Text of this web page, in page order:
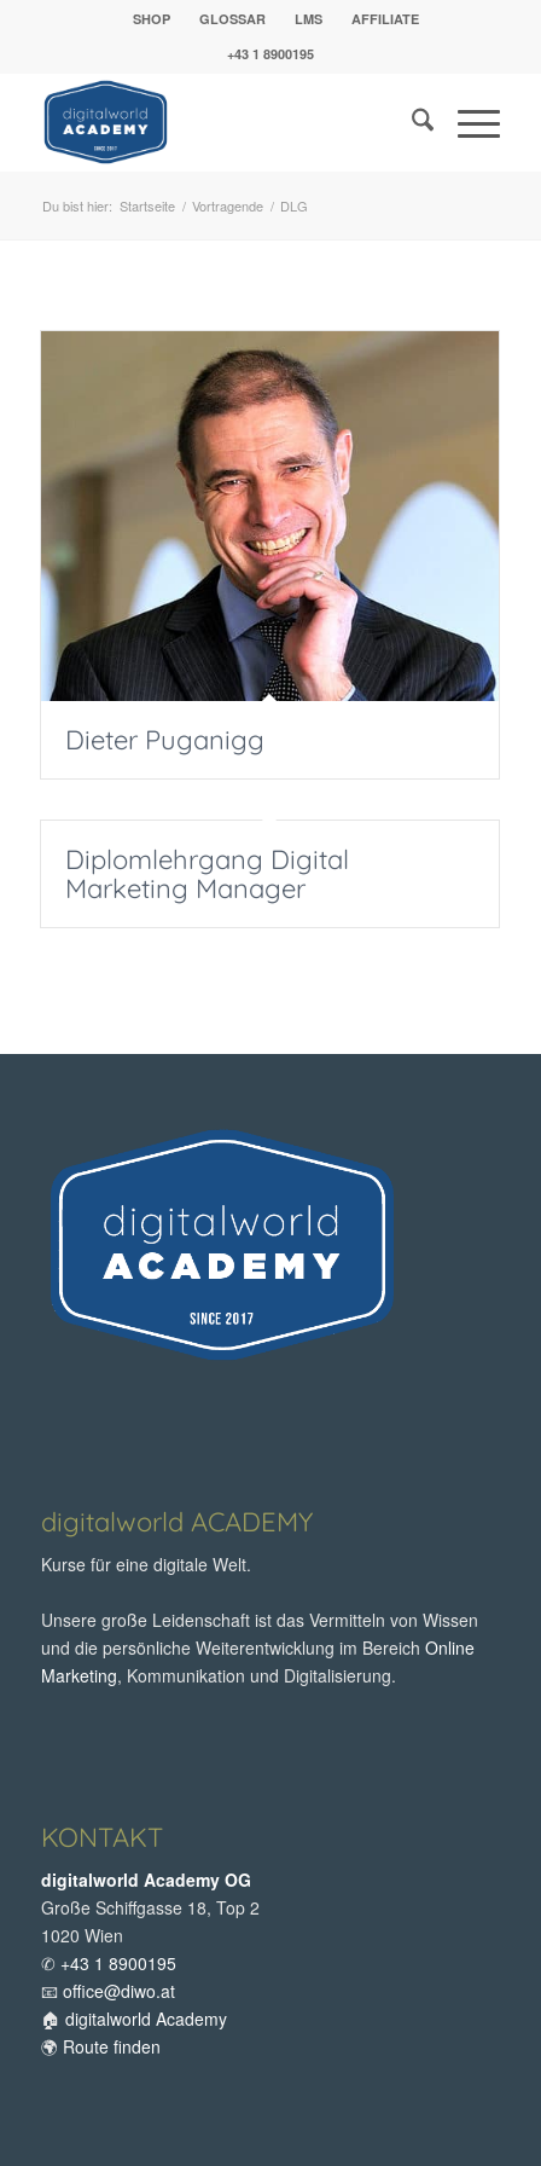
SHOP GLOSSAR LMS
AFFILIATE
+43 1 8900195
Du bist hier: Startseite / Vortragende / DLG
Dieter Puganigg
Diplomlehrgang Digital
Marketing Manager
digitalworld ACADEMY
Kurse für eine digitale Welt.
Unsere große Leidenschaft ist das Vermitteln von Wissen
und die persönliche Weiterentwicklung im Bereich Online
Marketing, Kommunikation und Digitalisierung.
KONTAKT
digitalworld Academy OG
Große Schiffgasse 18, Top 2
1020 Wien
✆ +43 1 8900195
📧 office@diwo.at
🏠 digitalworld Academy
🌍 Route finden